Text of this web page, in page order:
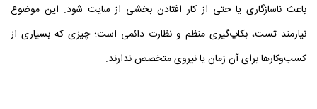
باعث ناسازگاری یا حتی از کار افتادن بخشی از سایت شود. این موضوع
نیازمند تست، بکاپ‌گیری منظم و نظارت دائمی است؛ چیزی که بسیاری از
کسب‌وکارها برای آن زمان یا نیروی متخصص ندارند.